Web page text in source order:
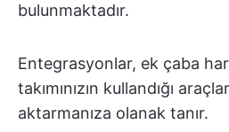
bulunmaktadır.
Entegrasyonlar, ek çaba
takımınızın kullandığı
aktarmanıza olanak tanır.